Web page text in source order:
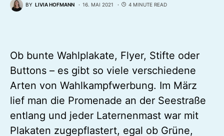
BY LIVIA HOFMANN 16. MAI 2021 4 MINUTE READ
Ob bunte Wahlplakate, Flyer, Stifte oder
Buttons – es gibt so viele verschiedene
Arten von Wahlkampfwerbung. Im März
lief man die Promenade an der Seestraße
entlang und jeder Laternenmast war mit
Plakaten zugepflastert, egal ob Grüne,